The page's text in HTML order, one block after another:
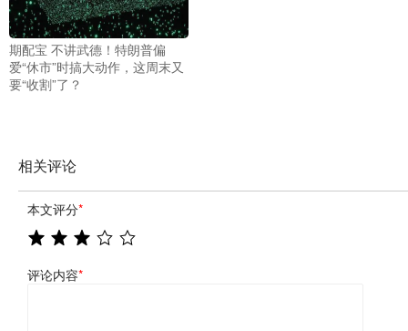
期配宝 不讲武德！特朗普偏
爱“休市”时搞大动作，这周末又
要“收割”了？
相关评论
本文评分*
评论内容*